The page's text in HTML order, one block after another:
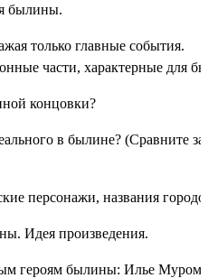
былины.
только главные события.
части, характерные для
концовки?
в былине? (Сравните
персонажи, названия
Идея произведения.
героям былины: Илье